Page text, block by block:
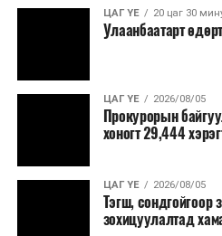
Төсөл хэрэгжсэнээр
богиносож, түгжрэлээс
тогтолцоо бүрдэх ач
ЦАГ ҮЕ 20 цаг 30
Улаанбаатарт
ЦАГ ҮЕ 2026/08/05
Прокурорын
хоногт 29,444
ЦАГ ҮЕ 2026/08/05
Тэгш, сондгойгоор
зохицуулалтад